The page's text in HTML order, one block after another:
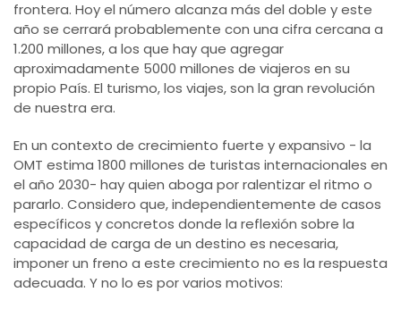
frontera. Hoy el número alcanza más del doble y este
año se cerrará probablemente con una cifra cercana a
1.200 millones, a los que hay que agregar
aproximadamente 5000 millones de viajeros en su
propio País. El turismo, los viajes, son la gran revolución
de nuestra era.
En un contexto de crecimiento fuerte y expansivo - la
OMT estima 1800 millones de turistas internacionales en
el año 2030- hay quien aboga por ralentizar el ritmo o
pararlo. Considero que, independientemente de casos
específicos y concretos donde la reflexión sobre la
capacidad de carga de un destino es necesaria,
imponer un freno a este crecimiento no es la respuesta
adecuada. Y no lo es por varios motivos: